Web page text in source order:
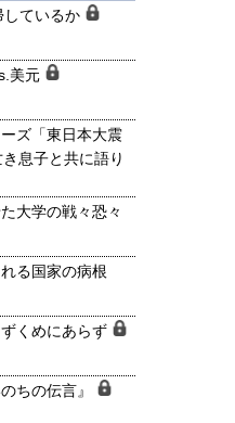
ているか
美元
ズ「東日本大震
息子と共に語り
大学の戦々恐々
る国家の病根
くめにあらず
ちの伝言』